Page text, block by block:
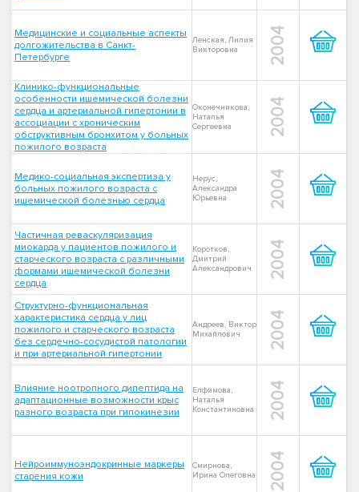
Медицинские и социальные аспекты
долгожительства в Санкт-
Петербурге
Ленская, Лилия
Викторовна
2004
Клинико-функциональные
особенности ишемической болезни
сердца и артериальной гипертонии в
ассоциации с хроническим
обструктивным бронхитом у больных
пожилого возраста
Оконечникова,
Наталья
Сергеевна
2004
Медико-социальная экспертиза у
больных пожилого возраста с
ишемической болезнью сердца
Нерус,
Александра
Юрьевна
2004
Частичная реваскуляризация
миокарда у пациентов пожилого и
старческого возраста с различными
формами ишемической болезни
сердца
Коротков,
Дмитрий
Александрович
2004
Структурно-функциональная
характеристика сердца у лиц
пожилого и старческого возраста
без сердечно-сосудистой патологии
и при артериальной гипертонии
Андреев, Виктор
Михайлович
2004
Влияние ноотропного дипептида на
адаптационные возможности крыс
разного возраста при гипокинезии
Елфимова,
Наталья
Константиновна
2004
Нейроиммуноэндокринные маркеры
старения кожи
Смирнова,
Ирина Олеговна
2004